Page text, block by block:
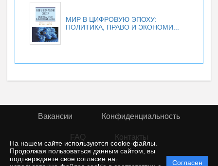
На нашем сайте используются cookie-файлы.
Продолжая пользоваться данным сайтом, вы
подтверждаете свое согласие на
Согласен
МИР В ЦИФРОВУЮ ЭПОХУ:
ПОЛИТИКА, ПРАВО И ЭКОНОМИ...
Вакансии Конфиденциальность
FAQ Контакты
© rior